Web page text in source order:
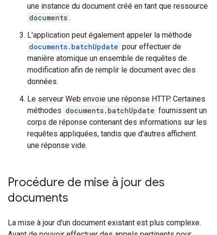
une instance du document créé en tant que ressource
documents .
L'application peut également appeler la méthode
documents.batchUpdate pour effectuer de
manière atomique un ensemble de requêtes de
modification afin de remplir le document avec des
données.
Le serveur Web envoie une réponse HTTP. Certaines
méthodes documents.batchUpdate fournissent un
corps de réponse contenant des informations sur les
requêtes appliquées, tandis que d'autres affichent
une réponse vide.
Procédure de mise à jour des
documents
La mise à jour d'un document existant est plus complexe.